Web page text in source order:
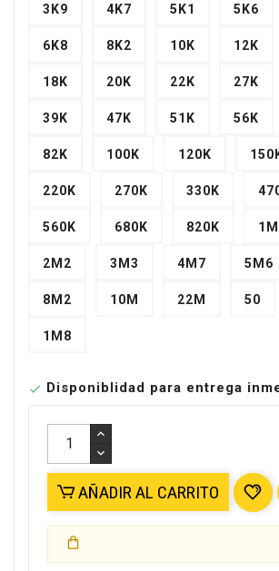
3K9 4K7 5K1 5K6
6K8 8K2 10K 12K
18K 20K 22K 27K
39K 47K 51K 56K
82K 100K 120K
220K 270K 330K
560K 680K 820K 1M
2M2 3M3 4M7 5M6
8M2 10M 22M 50
1M8
 Disponiblidad para entrega
AÑADIR AL CARRITO